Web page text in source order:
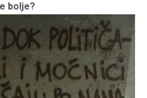
bolje?